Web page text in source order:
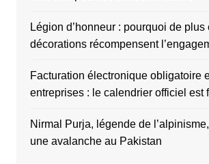
Légion d’honneur : pourquoi de plus
décorations récompensent
Facturation électronique obligatoire
entreprises : le calendrier officiel est
Nirmal Purja, légende de
une avalanche au Pakistan